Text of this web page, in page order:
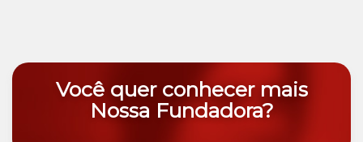
Você quer conhecer mais
Nossa Fundadora?